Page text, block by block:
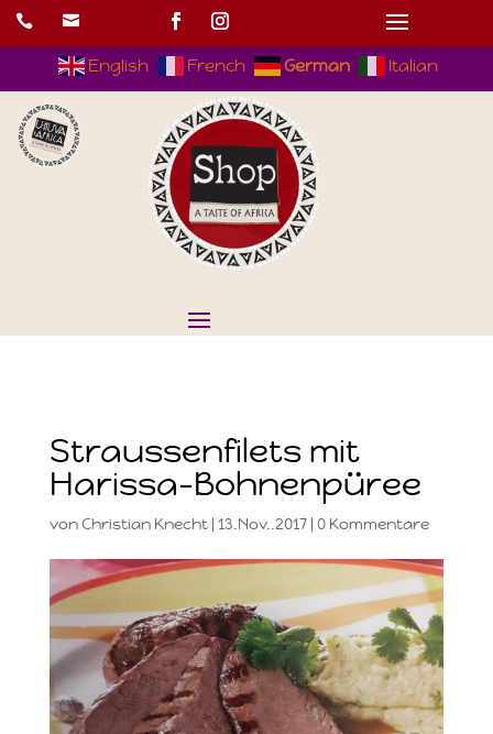
 
English French German Italian
Straussenfilets mit
Harissa-Bohnenpüree
vonChristian Knecht| 13.Nov..2017| 0 Kommentare